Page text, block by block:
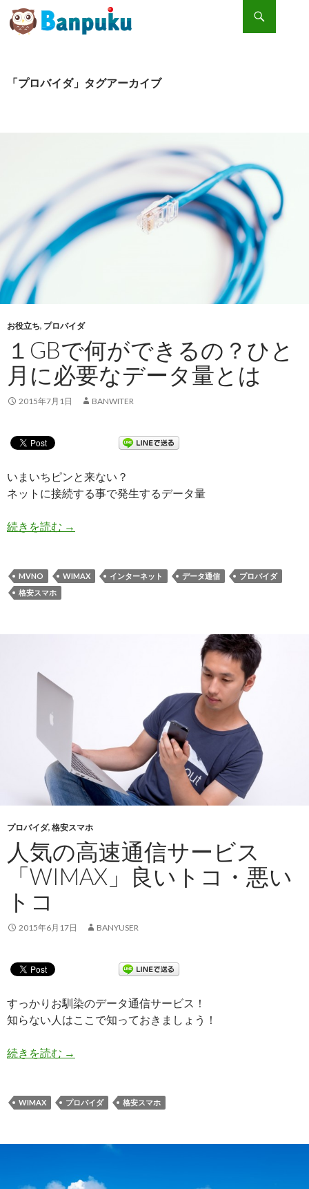
検索
コンテンツへスキップ
「プロバイダ」タグアーカイブ
お役立ち, プロバイダ
１GBで何ができるの？ひと
月に必要なデータ量とは
2015年7月1日 BANWITER
いまいちピンと来ない？
ネットに接続する事で発生するデータ量
続きを読む １GBで何ができるの？ひと月に必要なデータ量
→
MVNO WIMAX インターネット データ通信
プロバイダ
格安スマホ
プロバイダ, 格安スマホ
人気の高速通信サービス
「WIMAX」良いトコ・悪い
トコ
2015年6月17日 BANYUSER
すっかりお馴染のデータ通信サービス！
知らない人はここで知っておきましょう！
続きを読む 人気の高速通信サービス「WiMAX」良いトコ・
→
WIMAX プロバイダ 格安スマホ